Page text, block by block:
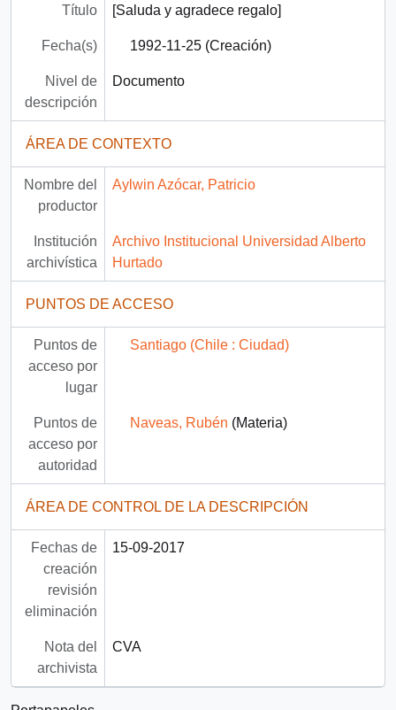
Título [Saluda y agradece regalo]
Fecha(s) 1992-11-25 (Creación)
Nivel de
descripción
Documento
ÁREA DE CONTEXTO
Nombre del
productor
Aylwin Azócar, Patricio
Institución
archivística
Archivo Institucional Universidad Alberto
Hurtado
PUNTOS DE ACCESO
Puntos de
acceso por
lugar
Santiago (Chile : Ciudad)
Puntos de
acceso por
autoridad
Naveas, Rubén (Materia)
ÁREA DE CONTROL DE LA DESCRIPCIÓN
Fechas de
creación
revisión
eliminación
15-09-2017
Nota del
archivista
CVA